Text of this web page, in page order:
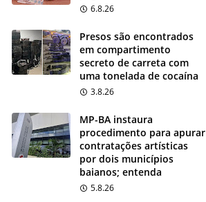
6.8.26
Presos são encontrados
em compartimento
secreto de carreta com
uma tonelada de cocaína
3.8.26
MP-BA instaura
procedimento para apurar
contratações artísticas
por dois municípios
baianos; entenda
5.8.26